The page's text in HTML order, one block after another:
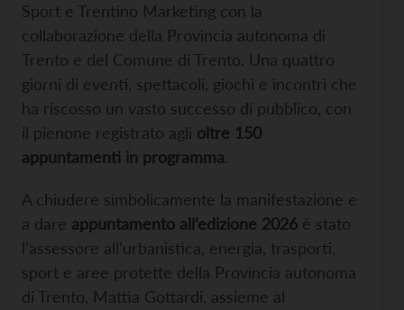
Sport e Trentino Marketing con la
collaborazione della Provincia autonoma di
Trento e del Comune di Trento. Una quattro
giorni di eventi, spettacoli, giochi e incontri che
ha riscosso un vasto successo di pubblico, con
il pienone registrato agli oltre 150
appuntamenti in programma.
A chiudere simbolicamente la manifestazione e
a dare appuntamento all’edizione 2026 è stato
l’assessore all’urbanistica, energia, trasporti,
sport e aree protette della Provincia autonoma
di Trento, Mattia Gottardi, assieme al